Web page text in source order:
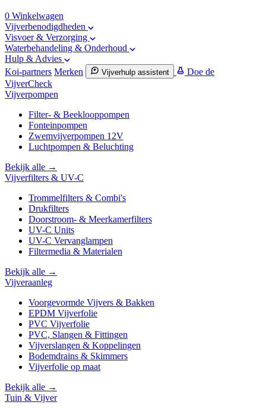
0 Winkelwagen
Vijverbenodigdheden
Visvoer & Verzorging
Waterbehandeling & Onderhoud
Hulp & Advies
Koi-partners Merken Vijverhulp assistent
Doe de
VijverCheck
Vijverpompen
Filter- & Beeklooppompen
Fonteinpompen
Zwemvijverpompen 12V
Luchtpompen & Beluchting
Bekijk alle →
Vijverfilters & UV-C
Trommelfilters & Combi's
Drukfilters
Doorstroom- & Meerkamerfilters
UV-C Units
UV-C Vervanglampen
Filtermedia & Materialen
Bekijk alle →
Vijveraanleg
Voorgevormde Vijvers & Bakken
EPDM Vijverfolie
PVC Vijverfolie
PVC, Slangen & Fittingen
Vijverslangen & Koppelingen
Bodemdrains & Skimmers
Vijverfolie op maat
Bekijk alle →
Tuin & Vijver